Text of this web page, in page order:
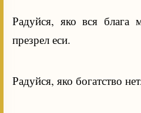
Радуйся, яко вся блага
презрел еси.
Радуйся, яко богатство